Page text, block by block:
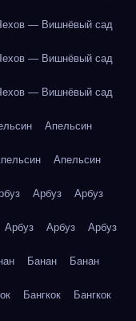
— Вишнёвый сад
— Вишнёвый сад
— Вишнёвый сад
Апельсин
Апельсин
Арбуз Арбуз
Арбуз Арбуз Арбуз
Банан Банан
Бангкок Бангкок